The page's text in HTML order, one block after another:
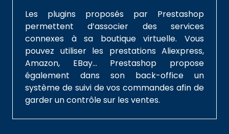
Les plugins proposés par Prestashop
permettent d’associer des services
connexes à sa boutique virtuelle. Vous
pouvez utiliser les prestations Aliexpress,
Amazon, EBay… Prestashop propose
également dans son back-office un
système de suivi de vos commandes afin de
garder un contrôle sur les ventes.